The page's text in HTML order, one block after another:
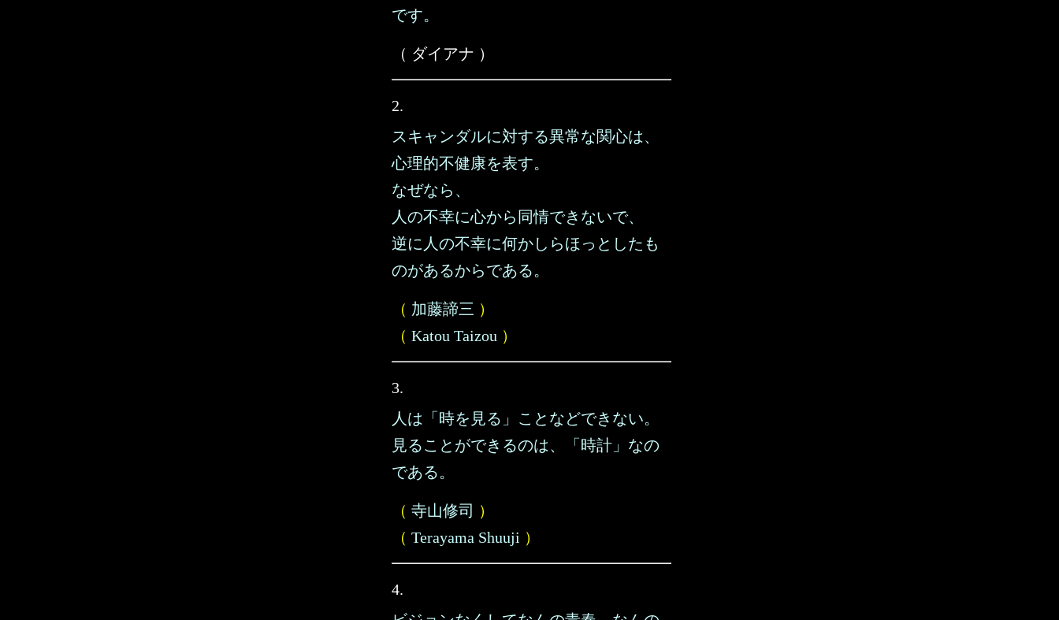
です。
（ ダイアナ ）
2.
スキャンダルに対する異常な関心は、
心理的不健康を表す。
なぜなら、
人の不幸に心から同情できないで、
逆に人の不幸に何かしらほっとしたも
のがあるからである。
（ 加藤諦三 ）
（ Katou Taizou ）
3.
人は「時を見る」ことなどできない。
見ることができるのは、「時計」なの
である。
（ 寺山修司 ）
（ Terayama Shuuji ）
4.